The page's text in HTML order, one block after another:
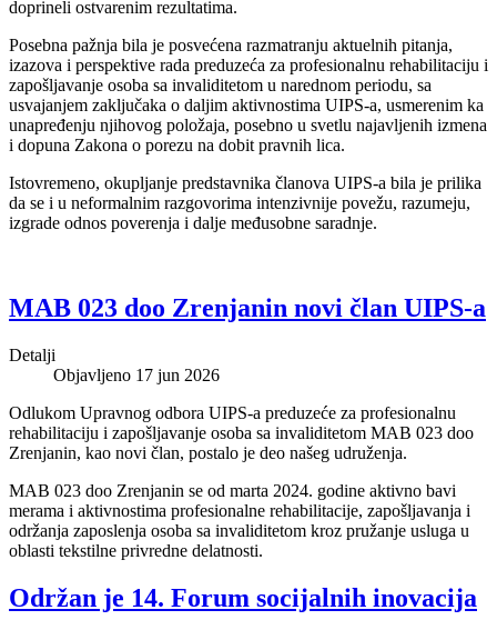
doprineli ostvarenim rezultatima.
Posebna pažnja bila je posvećena razmatranju aktuelnih pitanja,
izazova i perspektive rada preduzeća za profesionalnu rehabilitaciju i
zapošljavanje osoba sa invaliditetom u narednom periodu, sa
usvajanjem zaključaka o daljim aktivnostima UIPS-a, usmerenim ka
unapređenju njihovog položaja, posebno u svetlu najavljenih izmena
i dopuna Zakona o porezu na dobit pravnih lica.
Istovremeno, okupljanje predstavnika članova UIPS-a bila je prilika
da se i u neformalnim razgovorima intenzivnije povežu, razumeju,
izgrade odnos poverenja i dalje međusobne saradnje.
MAB 023 doo Zrenjanin novi član UIPS-a
Detalji
Objavljeno 17 jun 2026
Odlukom Upravnog odbora UIPS-a preduzeće za profesionalnu
rehabilitaciju i zapošljavanje osoba sa invaliditetom MAB 023 doo
Zrenjanin, kao novi član, postalo je deo našeg udruženja.
MAB 023 doo Zrenjanin se od marta 2024. godine aktivno bavi
merama i aktivnostima profesionalne rehabilitacije, zapošljavanja i
održanja zaposlenja osoba sa invaliditetom kroz pružanje usluga u
oblasti tekstilne privredne delatnosti.
Održan je 14. Forum socijalnih inovacija